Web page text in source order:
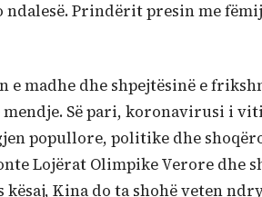
ndalesë. Prindërit presin me
e madhe dhe shpejtësinë e
mendje. Së pari, koronavirusi i
popullore, politike dhe
Lojërat Olimpike Verore dhe
kësaj, Kina do ta shohë veten